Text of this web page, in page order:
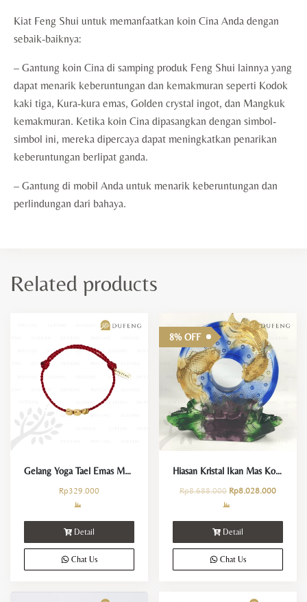
Kiat Feng Shui untuk memanfaatkan koin Cina Anda dengan
sebaik-baiknya:
– Gantung koin Cina di samping produk Feng Shui lainnya yang
dapat menarik keberuntungan dan kemakmuran seperti Kodok
kaki tiga, Kura-kura emas, Golden crystal ingot, dan Mangkuk
kemakmuran. Ketika koin Cina dipasangkan dengan simbol-
simbol ini, mereka dipercaya dapat meningkatkan penarikan
keberuntungan berlipat ganda.
– Gantung di mobil Anda untuk menarik keberuntungan dan
perlindungan dari bahaya.
Related products
Gelang Yoga Tael Emas Merah Keberuntungan dan Kemakmuran
Rp329.000
Detail
Chat Us
8% OFF
Hiasan Kristal Ikan Mas Koki Kemakmuran Melimpah
Rp8.688.000 Rp8.028.000
Detail
Chat Us